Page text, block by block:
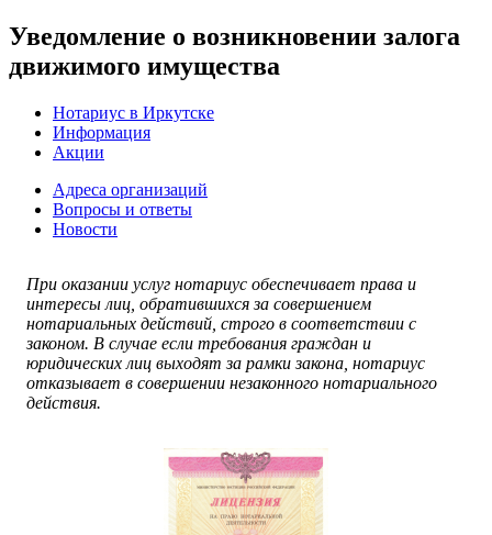
Уведомление о возникновении залога
движимого имущества
Нотариус в Иркутске
Информация
Акции
Адреса организаций
Вопросы и ответы
Новости
При оказании услуг нотариус обеспечивает права и
интересы лиц, обратившихся за совершением
нотариальных действий, строго в соответствии с
законом. В случае если требования граждан и
юридических лиц выходят за рамки закона, нотариус
отказывает в совершении незаконного нотариального
действия.